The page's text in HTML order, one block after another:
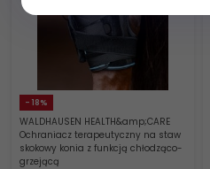
- 18%
WALDHAUSEN HEALTH&amp;CARE
Ochraniacz terapeutyczny na staw
skokowy konia z funkcją chłodząco-
grzejącą